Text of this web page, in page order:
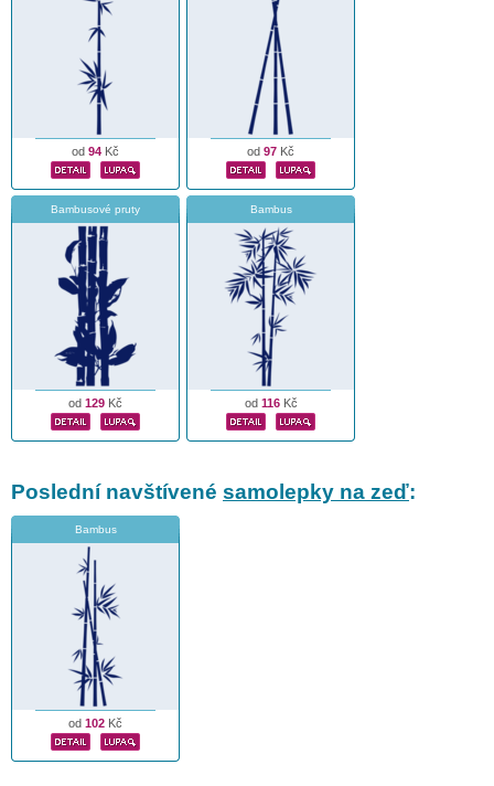
od 94 Kč od 97 Kč
Bambusové pruty
od 129 Kč
Bambus
od 116Kč
Poslední navštívené samolepky na zeď:
Bambus
od 102 Kč